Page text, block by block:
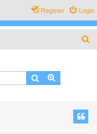
Login
Register
Search